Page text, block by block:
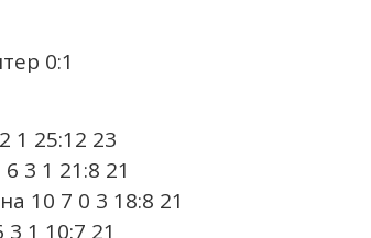
0:1
1 25:12 23
3 1 21:8 21
10 7 0 3 18:8 21
1 10:7 21